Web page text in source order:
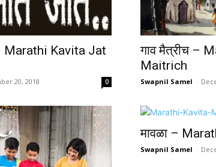
Marathi Kavita Jat
20, 2018 0
गाव मैत्रीच –
Maitrich
Swapnil Samel -
मावळा –
Swapnil Samel -